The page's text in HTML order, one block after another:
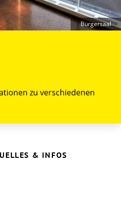
zu verschiedenen
Bürgersaal
& INFOS